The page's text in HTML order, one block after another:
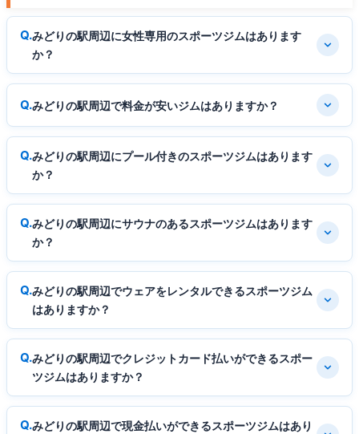
みどりの駅周辺に女性専用のスポーツジムはあります
か？
みどりの駅周辺で料金が安いジムはありますか？
みどりの駅周辺にプール付きのスポーツジムはあります
か？
みどりの駅周辺にサウナのあるスポーツジムはあります
か？
みどりの駅周辺でウェアをレンタルできるスポーツジム
はありますか？
みどりの駅周辺でクレジットカード払いができるスポー
ツジムはありますか？
みどりの駅周辺で現金払いができるスポーツジムはあり